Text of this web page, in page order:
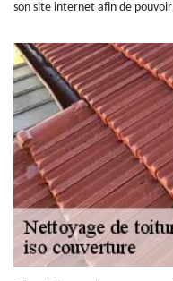
son site internet afin de